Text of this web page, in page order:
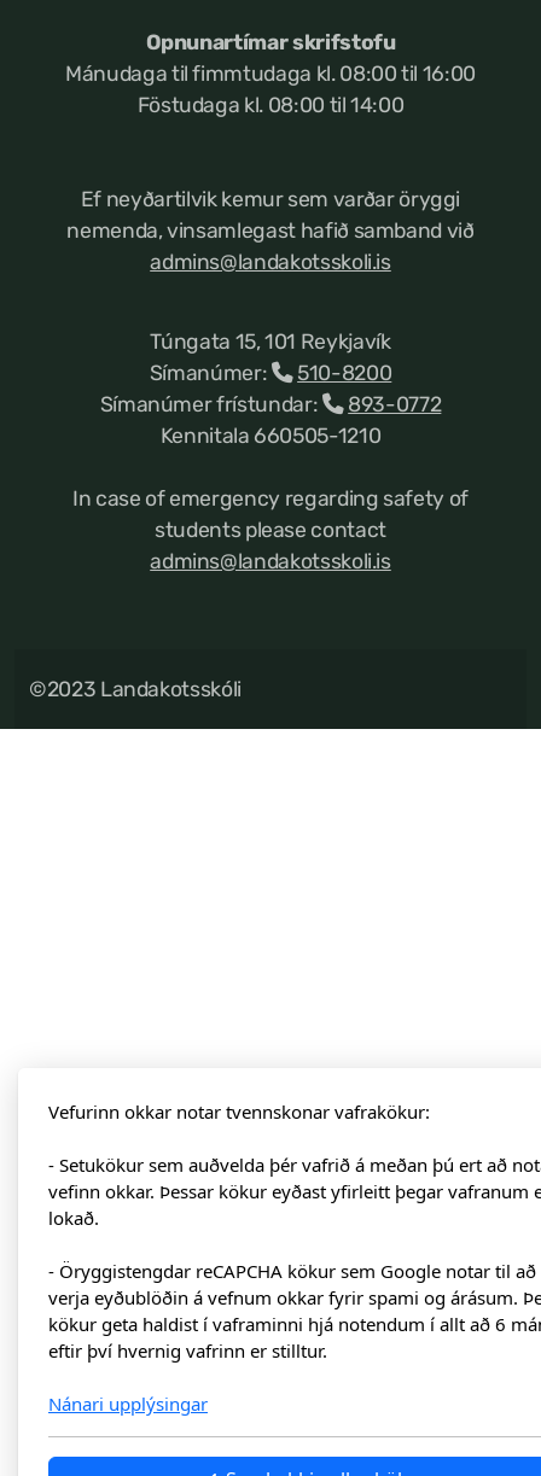
Opnunartímar skrifstofu
Mánudaga til fimmtudaga kl. 08:00 til 16:00
Föstudaga kl. 08:00 til 14:00
Ef neyðartilvik kemur sem varðar öryggi
nemenda, vinsamlegast hafið samband við
admins@landakotsskoli.is
Túngata 15, 101 Reykjavík
Símanúmer:
510-8200
Símanúmer frístundar:
893-0772
Kennitala 660505-1210
In case of emergency regarding safety of
students please contact
admins@landakotsskoli.is
©2023 Landakotsskóli
Vefurinn okkar notar tvennskonar vafrakökur:
- Setukökur sem auðvelda þér vafrið á meðan þú ert að
vefinn okkar. Þessar kökur eyðast yfirleitt þegar vafranum
lokað.
- Öryggistengdar reCAPCHA kökur sem Google notar til að
verja eyðublöðin á vefnum okkar fyrir spami og árásum.
kökur geta haldist í vaframinni hjá notendum í allt að 6
eftir því hvernig vafrinn er stilltur.
Nánari upplýsingar